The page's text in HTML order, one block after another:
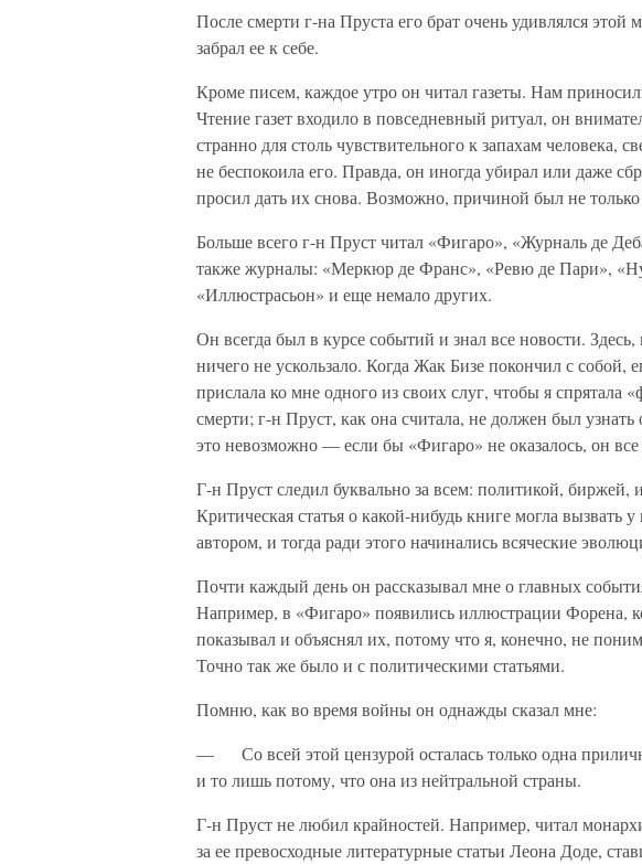
После смерти г-на Пруста его брат очень удивлялся этой
забрал ее к себе.
Кроме писем, каждое утро он читал газеты. Нам
Чтение газет входило в повседневный ритуал, он
странно для столь чувствительного к запахам человека,
не беспокоила его. Правда, он иногда убирал или даже
просил дать их снова. Возможно, причиной был не
Больше всего г-н Пруст читал «Фигаро», «Журналь де
также журналы: «Меркюр де Франс», «Ревю де Пари»,
«Иллюстрасьон» и еще немало других.
Он всегда был в курсе событий и знал все новости.
ничего не ускользало. Когда Жак Бизе покончил с собой,
прислала ко мне одного из своих слуг, чтобы я спрятала
смерти; г-н Пруст, как она считала, не должен был узнать
это невозможно — если бы «Фигаро» не оказалось, он
Г-н Пруст следил буквально за всем: политикой, биржей,
Критическая статья о какой-нибудь книге могла вызвать
автором, и тогда ради этого начинались всяческие
Почти каждый день он рассказывал мне о главных
Например, в «Фигаро» появились иллюстрации Форена,
показывал и объяснял их, потому что я, конечно, не
Точно так же было и с политическими статьями.
Помню, как во время войны он однажды сказал мне:
— Со всей этой цензурой осталась только одна
и то лишь потому, что она из нейтральной страны.
Г-н Пруст не любил крайностей. Например, читал
за ее превосходные литературные статьи Леона Доде,